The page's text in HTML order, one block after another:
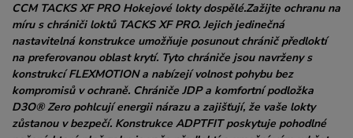
CCM TACKS XF PRO Hokejové lokty dospělé.Zažijte ochranu na
míru s chrániči loktů TACKS XF PRO. Jejich jedinečná
nastavitelná konstrukce umožňuje posunout chránič předloktí
na preferovanou oblast krytí. Tyto chrániče jsou navrženy s
konstrukcí FLEXMOTION a nabízejí volnost pohybu bez
kompromisů v ochraně. Chrániče JDP a komfortní podložka
D3O® Zero pohlcují energii nárazu a zajišťují, že vaše lokty
zůstanou v bezpečí. Konstrukce ADPTFIT poskytuje pohodlné